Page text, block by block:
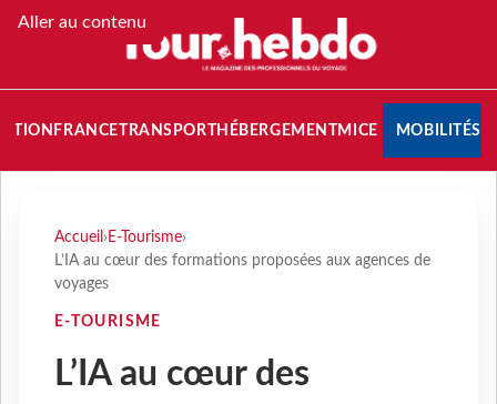
Aller au contenu
FRANCETRANSPORT HÉBERGEMENTMICE MOBILITÉS
Accueil › E-Tourisme›
L’IA au cœur des formations proposées aux agences de
voyages
E-TOURISME
L’IA au cœur des